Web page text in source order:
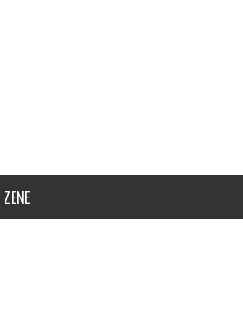
ZENE